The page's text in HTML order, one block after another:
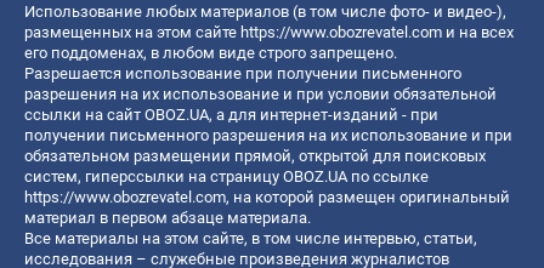
Использование любых материалов (в том числе фото- и видео-),
размещенных на этом сайте https://www.obozrevatel.com и на всех
его поддоменах, в любом виде строго запрещено.
Разрешается использование при получении письменного
разрешения на их использование и при условии обязательной
ссылки на сайт OBOZ.UA, а для интернет-изданий - при
получении письменного разрешения на их использование и при
обязательном размещении прямой, открытой для поисковых
систем, гиперссылки на страницу OBOZ.UA по ссылке
https://www.obozrevatel.com, на которой размещен оригинальный
материал в первом абзаце материала.
Все материалы на этом сайте, в том числе интервью, статьи,
исследования – служебные произведения журналистов